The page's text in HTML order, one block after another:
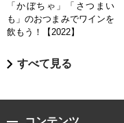
「かぼちゃ」「さつまい
も」のおつまみでワインを
飲もう！【2022】
すべて見る